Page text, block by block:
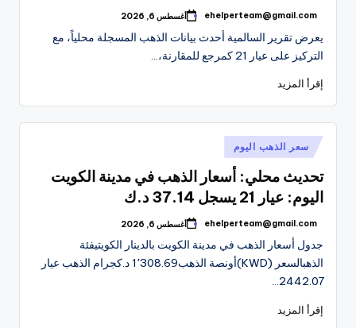
تمّ
بواسطة
ehelperteam@gmail.com أغسطس 6, 2026
يعرض تقرير السالمية أحدث بيانات الذهب المسجلة محلياً، مع
التركيز على عيار 21 كمرجع للمقارنة،…
إقرأ المزيد
نُشر
في
سعر الذهب اليوم
تحديث محلي: أسعار الذهب في مدينة الكويت
اليوم: عيار 21 يسجل 37.14 د.ك
تمّ
بواسطة
ehelperteam@gmail.com أغسطس 6, 2026
جدول أسعار الذهب في مدينة الكويت بالدينار الكويتيفئة
الذهبالسعر (KWD)أونصة الذهب1٬308.69 د.كجرام الذهب عيار
2442.07…
إقرأ المزيد